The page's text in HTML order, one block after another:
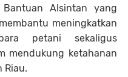
Bantuan Alsintan yang
meningkatkan
petani sekaligus
mendukung ketahanan
Riau.